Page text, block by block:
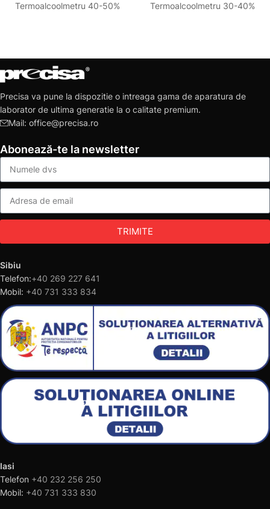
Termoalcoolmetru 40-50% Termoalcoolmetru 30-40%
Precisa va pune la dispozitie o intreaga gama de aparatura de
laborator de ultima generatie la o calitate premium.
Mail: office@precisa.ro
Abonează-te la newsletter
TRIMITE
Sibiu
Telefon:+40 269 227 641
Mobil: +40 731 333 834
Iasi
Telefon +40 232 256 250
Mobil: +40 731 333 830